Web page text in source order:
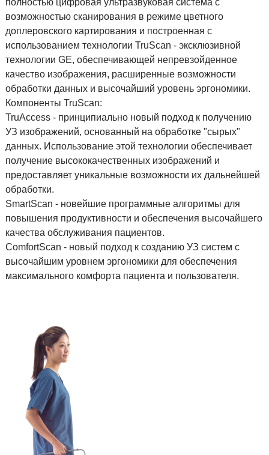
полностью цифровая ультразвуковая система с
возможностью сканирования в режиме цветного
доплеровского картирования и построенная с
использованием технологии TruScan - эксклюзивной
технологии GE, обеспечивающей непревзойденное
качество изображения, расширенные возможности
обработки данных и высочайший уровень эргономики.
Компоненты TruScan:
TruAccess - принципиально новый подход к получению
УЗ изображений, основанный на обработке "сырых"
данных. Использование этой технологии обеспечивает
получение высококачественных изображений и
предоставляет уникальные возможности их дальнейшей
обработки.
SmartScan - новейшие программные алгоритмы для
повышения продуктивности и обеспечения высочайшего
качества обслуживания пациентов.
ComfortScan - новый подход к созданию УЗ систем с
высочайшим уровнем эргономики для обеспечения
максимального комфорта пациента и пользователя.